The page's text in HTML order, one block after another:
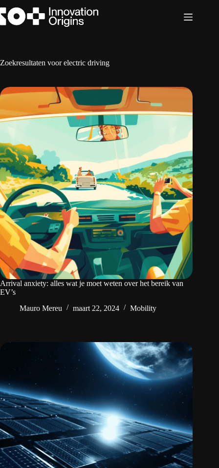
naar
de
Zoekresultaten voor electric driving
Arrival anxiety: alles wat je moet weten over het bereik van
EV’s
Mauro Mereu
maart 22, 2024 Mobility